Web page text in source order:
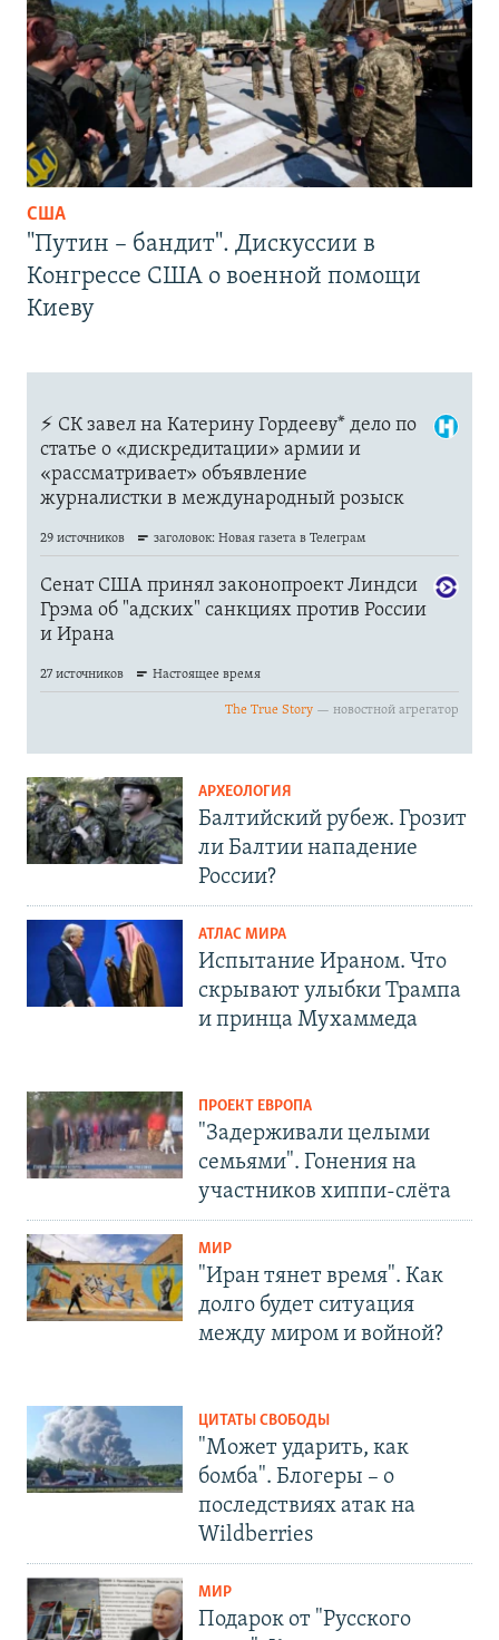
США
"Путин – бандит". Дискуссии в
Конгрессе США о военной помощи
Киеву
АРХЕОЛОГИЯ
Балтийский рубеж. Грозит
ли Балтии нападение
России?
АТЛАС МИРА
Испытание Ираном. Что
скрывают улыбки Трампа
и принца Мухаммеда
ПРОЕКТ ЕВРОПА
"Задерживали целыми
семьями". Гонения на
участников хиппи-слёта
МИР
"Иран тянет время". Как
долго будет ситуация
между миром и войной?
ЦИТАТЫ СВОБОДЫ
"Может ударить, как
бомба". Блогеры – о
последствиях атак на
Wildberries
МИР
Подарок от "Русского